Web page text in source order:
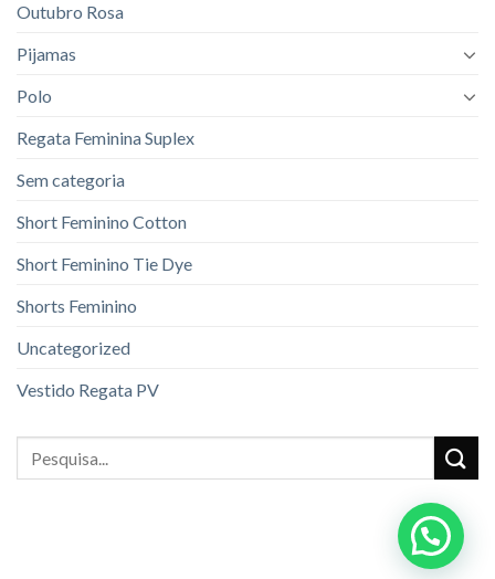
Outubro Rosa
Pijamas
Polo
Regata Feminina Suplex
Sem categoria
Short Feminino Cotton
Short Feminino Tie Dye
Shorts Feminino
Uncategorized
Vestido Regata PV
Pesquisar
por: